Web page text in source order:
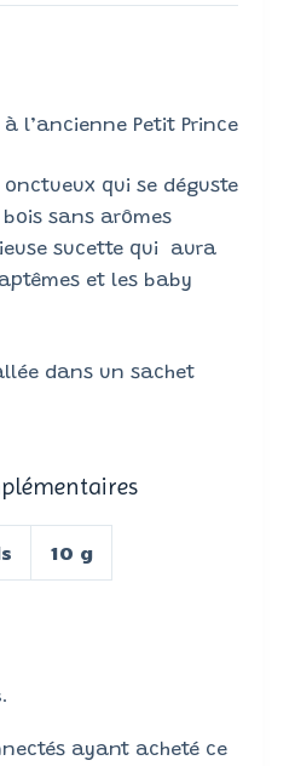
l’ancienne Petit Prince
qui se déguste
sans arômes
sucette qui aura
et les baby
dans un sachet
10 g
ayant acheté ce